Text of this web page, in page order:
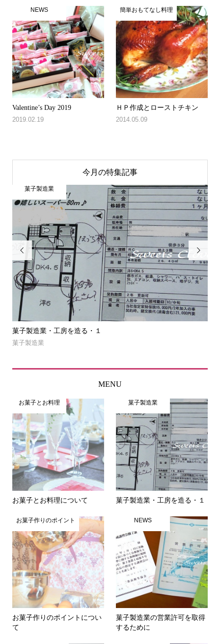
NEWS
Valentine’s Day 2019
2019.02.19
簡単おもてなし料理
ＨＰ作成とローストチキン
2014.05.09
今月の特集記事

菓子製造業・工房を造る・１
菓子製造業
菓子製造業

MENU
お菓子とお料理
お菓子とお料理について
菓子製造業
菓子製造業・工房を造る・１
お菓子作りのポイント
お菓子作りのポイントについ
て
NEWS
菓子製造業の営業許可を取得
するために